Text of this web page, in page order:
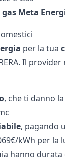
Meta
per la tua
Il
, che ti danno
, pagando
kWh per la
hanno